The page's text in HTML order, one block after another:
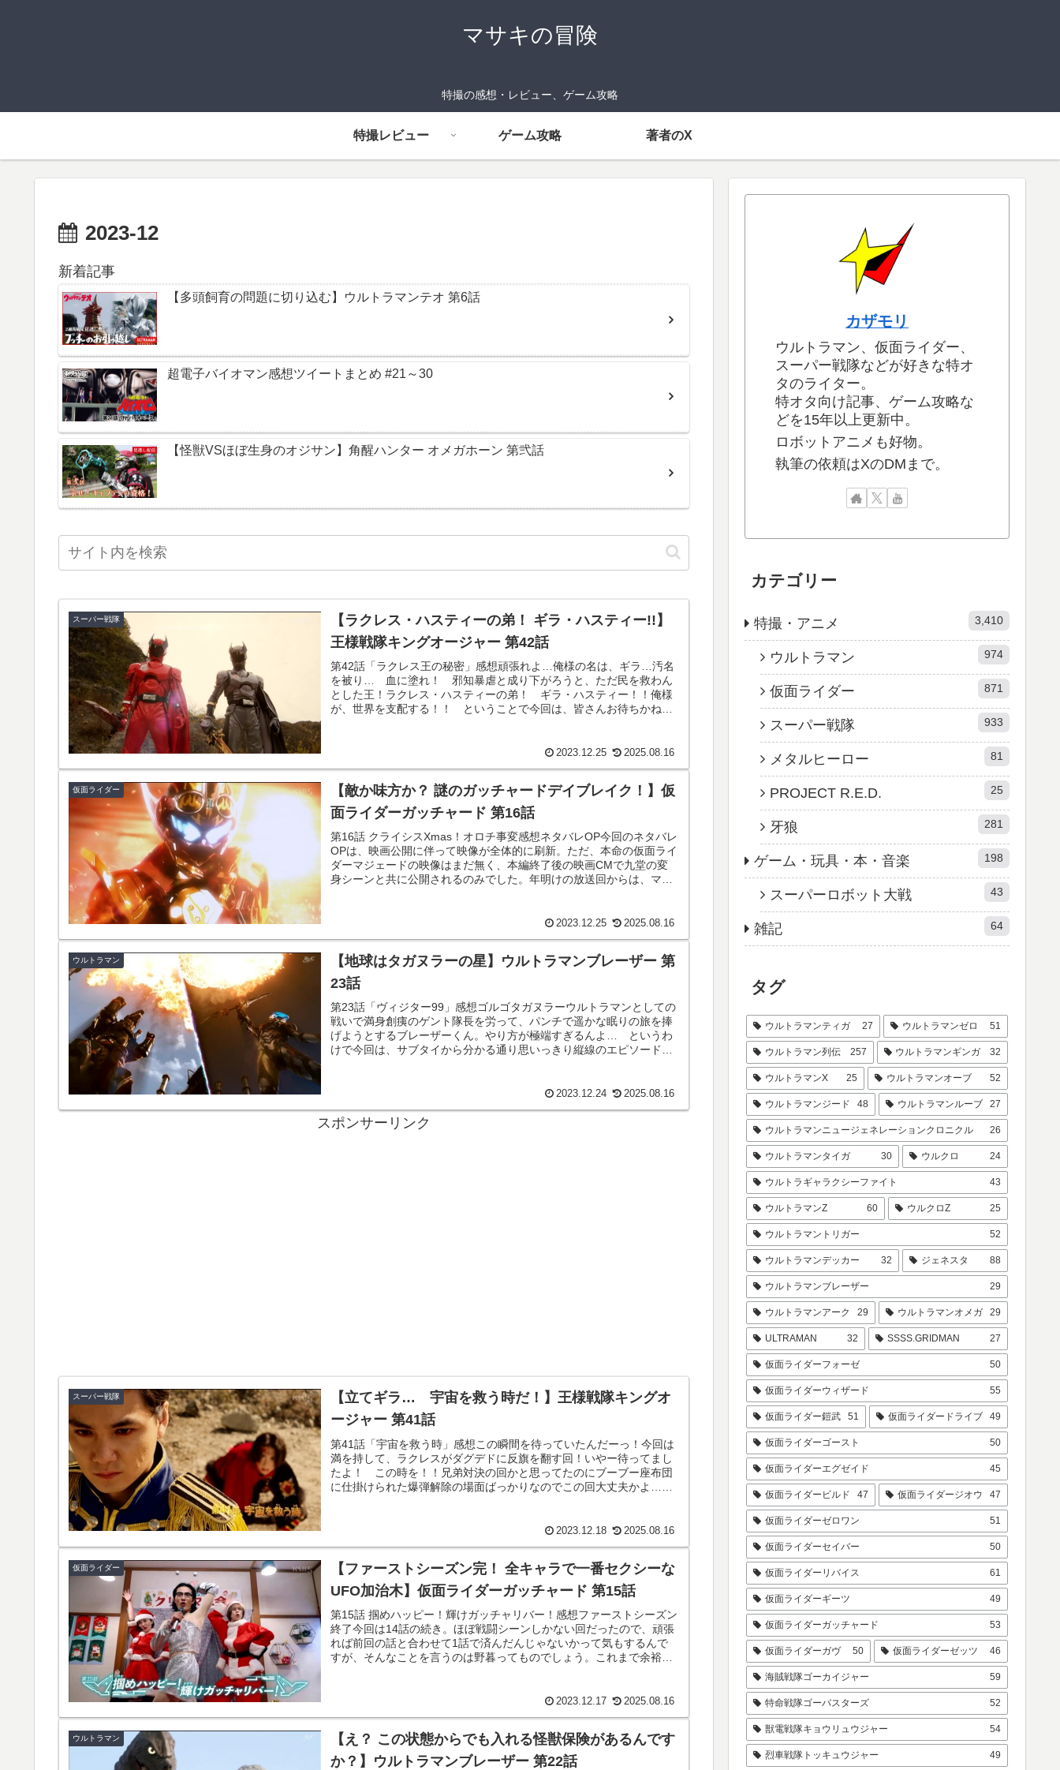
マサキの冒険
特撮の感想・レビュー、ゲーム攻略
特撮レビュー ゲーム攻略 著者のX
2023-12
新着記事
【多頭飼育の問題に切り込む】ウルトラマンテオ 第6話
超電子バイオマン感想ツイートまとめ #21～30
【怪獣VSほぼ生身のオジサン】角醒ハンター オメガホーン 第弐話
スーパー戦隊
【ラクレス・ハスティーの弟！ ギラ・ハスティー!!】
王様戦隊キングオージャー 第42話
第42話「ラクレス王の秘密」感想頑張れよ…俺様の名は、ギラ…汚名
を被り… 血に塗れ！ 邪知暴虐と成り下がろうと、ただ民を救わん
とした王！ラクレス・ハスティーの弟！ ギラ・ハスティー！！俺様
が、世界を支配する！！ ということで今回は、皆さんお待ちかねの
2023.12.25 2025.08.16
仮面ライダー
【敵か味方か？ 謎のガッチャードデイブレイク！】仮
面ライダーガッチャード 第16話
第16話 クライシスXmas！オロチ事変感想ネタバレOP今回のネタバレ
OPは、映画公開に伴って映像が全体的に刷新。ただ、本命の仮面ライ
ダーマジェードの映像はまだ無く、本編終了後の映画CMで九堂の変
身シーンと共に公開されるのみでした。年明けの放送回からは、マジ
2023.12.25 2025.08.16
ウルトラマン
【地球はタガヌラーの星】ウルトラマンブレーザー 第
23話
第23話「ヴィジター99」感想ゴルゴタガヌラーウルトラマンとしての
戦いで満身創痍のゲント隊長を労って、パンチで遥かな眠りの旅を捧
げようとするブレーザーくん。やり方が極端すぎるんよ… というわ
けで今回は、サブタイから分かる通り思いっきり縦線のエピソード。
2023.12.24 2025.08.16
スポンサーリンク
スーパー戦隊
【立てギラ… 宇宙を救う時だ！】王様戦隊キングオ
ージャー 第41話
第41話「宇宙を救う時」感想この瞬間を待っていたんだーっ！今回は
満を持して、ラクレスがダグデドに反旗を翻す回！いやー待ってまし
たよ！ この時を！！兄弟対決の回かと思ってたのにブーブー座布団
に仕掛けられた爆弾解除の場面ばっかりなのでこの回大丈夫かよ…っ
2023.12.18 2025.08.16
仮面ライダー
【ファーストシーズン完！ 全キャラで一番セクシーな
UFO加治木】仮面ライダーガッチャード 第15話
第15話 掴めハッピー！輝けガッチャリバー！感想ファーストシーズン
終了今回は14話の続き。ほぼ戦闘シーンしかない回だったので、頑張
れば前回の話と合わせて1話で済んだんじゃないかって気もするんで
すが、そんなことを言うのは野暮ってものでしょう。これまで余裕し
2023.12.17 2025.08.16
ウルトラマン
【え？ この状態からでも入れる怪獣保険があるんです
か？】ウルトラマンブレーザー 第22話
カザモリ
ウルトラマン、仮面ライダー、
スーパー戦隊などが好きな特オ
タのライター。
特オタ向け記事、ゲーム攻略な
どを15年以上更新中。
ロボットアニメも好物。
執筆の依頼はXのDMまで。
カテゴリー
特撮・アニメ 3,410
ウルトラマン 974
仮面ライダー 871
スーパー戦隊 933
メタルヒーロー 81
PROJECT R.E.D. 25
牙狼 281
ゲーム・玩具・本・音楽 198
スーパーロボット大戦 43
雑記 64
タグ
ウルトラマンティガ 27 ウルトラマンゼロ 51
ウルトラマン列伝 257 ウルトラマンギンガ 32
ウルトラマンX 25 ウルトラマンオーブ 52
ウルトラマンジード 48 ウルトラマンルーブ 27
ウルトラマンニュージェネレーションクロニクル 26
ウルトラマンタイガ 30 ウルクロ 24
ウルトラギャラクシーファイト 43
ウルトラマンZ 60 ウルクロZ 25
ウルトラマントリガー 52
ウルトラマンデッカー 32 ジェネスタ 88
ウルトラマンブレーザー 29
ウルトラマンアーク 29 ウルトラマンオメガ 29
ULTRAMAN 32 SSSS.GRIDMAN 27
仮面ライダーフォーゼ 50
仮面ライダーウィザード 55
仮面ライダー鎧武 51 仮面ライダードライブ 49
仮面ライダーゴースト 50
仮面ライダーエグゼイド 45
仮面ライダービルド 47 仮面ライダージオウ 47
仮面ライダーゼロワン 51
仮面ライダーセイバー 50
仮面ライダーリバイス 61
仮面ライダーギーツ 49
仮面ライダーガッチャード 53
仮面ライダーガヴ 50 仮面ライダーゼッツ 46
海賊戦隊ゴーカイジャー 59
特命戦隊ゴーバスターズ 52
獣電戦隊キョウリュウジャー 54
烈車戦隊トッキュウジャー 49